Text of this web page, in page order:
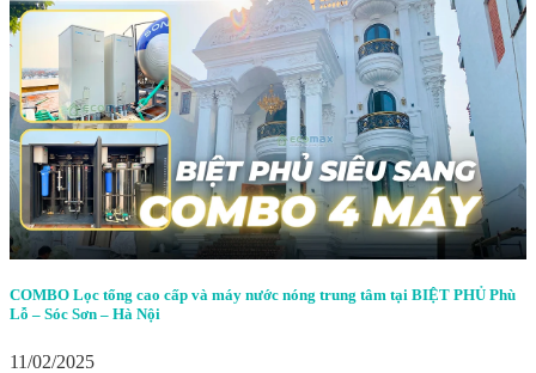
COMBO Lọc tổng cao cấp và máy nước nóng trung tâm tại BIỆT PHỦ Phù
Lỗ – Sóc Sơn – Hà Nội
11/02/2025